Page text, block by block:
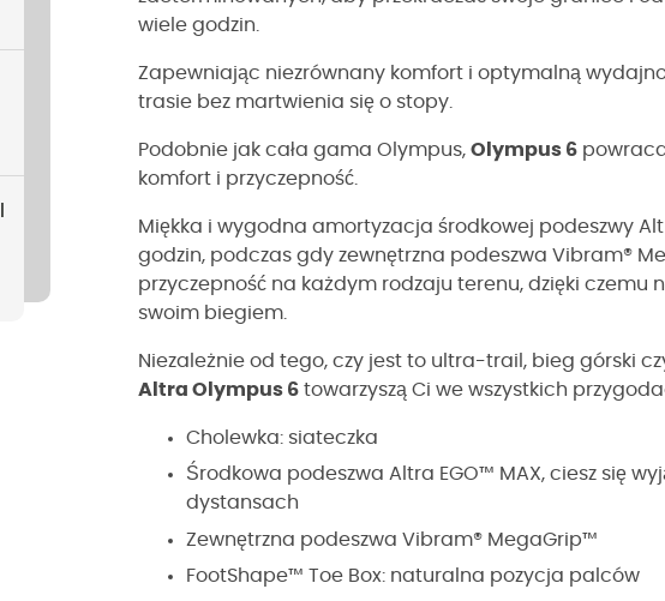
wiele godzin.
Zapewniając niezrównany komfort i optymalną
trasie bez martwienia się o stopy.
Podobnie jak cała gama Olympus, Olympus 6
komfort i przyczepność.
Miękka i wygodna amortyzacja środkowej podeszwy
godzin, podczas gdy zewnętrzna podeszwa Vibram®
przyczepność na każdym rodzaju terenu, dzięki czemu
swoim biegiem.
Niezależnie od tego, czy jest to ultra-trail, bieg górski
Altra Olympus 6 towarzyszą Ci we wszystkich
Cholewka: siateczka
Środkowa podeszwa Altra EGO™ MAX, ciesz się
dystansach
Zewnętrzna podeszwa Vibram® MegaGrip™
FootShape™ Toe Box: naturalna pozycja palców